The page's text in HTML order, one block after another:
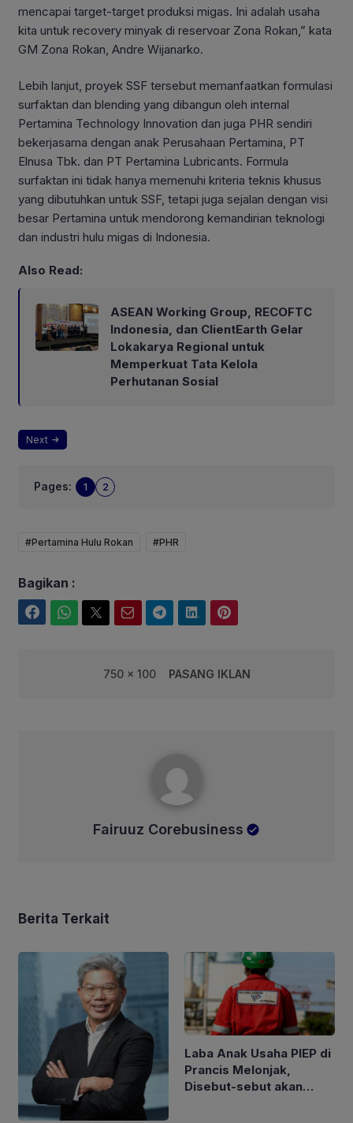
mencapai target-target produksi migas. Ini adalah usaha
kita untuk recovery minyak di reservoar Zona Rokan,” kata
GM Zona Rokan, Andre Wijanarko.
Lebih lanjut, proyek SSF tersebut memanfaatkan formulasi
surfaktan dan blending yang dibangun oleh internal
Pertamina Technology Innovation dan juga PHR sendiri
bekerjasama dengan anak Perusahaan Pertamina, PT
Elnusa Tbk. dan PT Pertamina Lubricants. Formula
surfaktan ini tidak hanya memenuhi kriteria teknis khusus
yang dibutuhkan untuk SSF, tetapi juga sejalan dengan visi
besar Pertamina untuk mendorong kemandirian teknologi
dan industri hulu migas di Indonesia.
Also Read:
ASEAN Working Group, RECOFTC
Indonesia, dan ClientEarth Gelar
Lokakarya Regional untuk
Memperkuat Tata Kelola
Perhutanan Sosial
Next
Pages: 1 2
#Pertamina Hulu Rokan #PHR
Bagikan :
750 x 100 PASANG IKLAN
Fairuuz Corebusiness
Berita Terkait
Laba Anak Usaha PIEP di
Prancis Melonjak,
Disebut-sebut akan